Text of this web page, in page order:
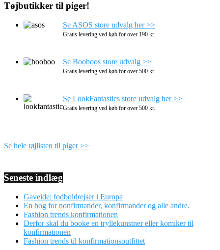
Tøjbutikker til piger!
Se ASOS store udvalg her >>
Gratis levering ved køb for over 190 kr.
Se Boohoos store udvalg >>
Gratis levering ved køb for over 500 kr.
Se LookFantastics store udvalg her >>
Gratis levering ved køb for over 500 kr.
Se hele tøjlisten til piger >>
Seneste indlæg
Gaveide: fodboldrejser i Europa
En bog for nonfirmander, konfirmander og alle andre.
Fashion trends konfirmationen
Derfor skal du booke en tryllekunstner eller komiker til
konfirmationen
Fashion trends til konfirmationsoutfittet